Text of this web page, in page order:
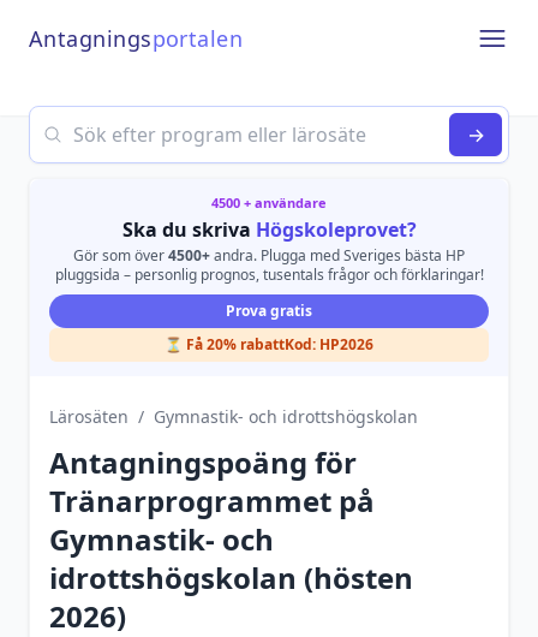
Antagningsportalen
Search
→
4500 + användare
Ska du skriva Högskoleprovet?
Gör som över4500+andra. Plugga med Sveriges bästa HP
pluggsida – personlig prognos, tusentals frågor och förklaringar!
Prova gratis
⏳ Få 20% rabattKod: HP2026
Lärosäten / Gymnastik- och idrottshögskolan
Antagningspoäng för
Tränarprogrammet på
Gymnastik- och
idrottshögskolan (hösten
2026)